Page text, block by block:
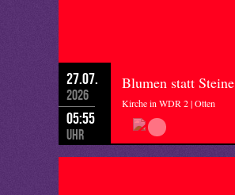
27.07.
2026
05:55
Uhr
Blumen statt Steine
Kirche in WDR 2 | Otten